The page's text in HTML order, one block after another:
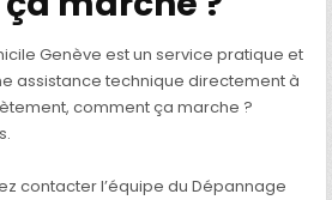
Genève est un service pratique et
assistance technique directement à
comment ça marche ?
contacter l’équipe du Dépannage